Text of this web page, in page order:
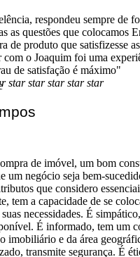
respondeu sempre de
as questões que colocamos
de produto que satisfizesse
com o Joaquim foi uma
de satisfação é máximo"
star star star star star
de imóvel, um bom
um negócio seja bem-
que considero
tem a capacidade de se
necessidades. É
É informado, tem um
imobiliário e da área
transmite segurança. É